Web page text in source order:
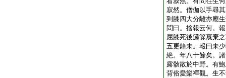
寂然。僧伽以手尋
到膝四大分離亦應
問曰。捨報云何。
屈膝死後籧篨裹棄
五更鐘未。報曰未
絶。年八十餘矣。
露骸散於中野。有
背俗愛樂禪觀。生